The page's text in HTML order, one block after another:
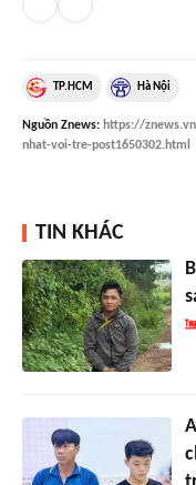
TP.HCM Hà Nội
Nguồn Znews: https://
nhat-voi-tre-post1650302.html
TIN KHÁC